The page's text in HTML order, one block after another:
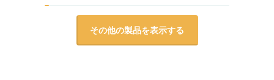
その他の製品を表示する